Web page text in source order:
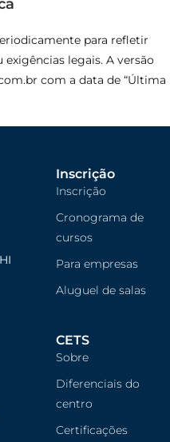
para refletir
legais. A versão
com a data de “Última
Inscrição
Inscrição
Cronograma de
cursos
Para empresas
Aluguel de salas
CETS
Sobre
Diferenciais do
centro
Certificações